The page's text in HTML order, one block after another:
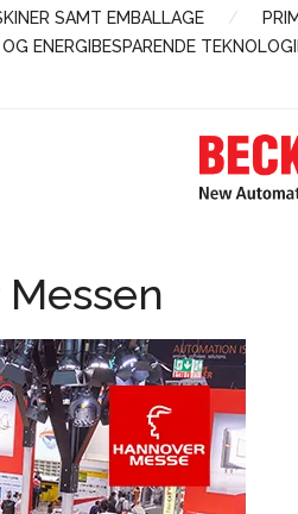
SAMT EMBALLAGE
ENERGIBESPARENDE